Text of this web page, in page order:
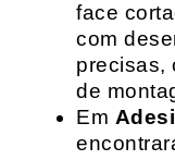
face
com
precisas,
de
Em